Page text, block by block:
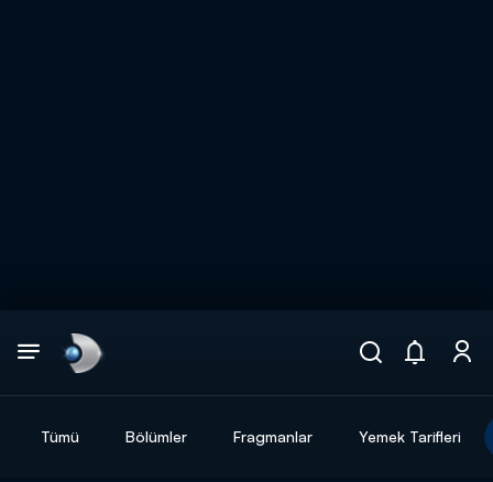
Tümü Bölümler Fragmanlar Yemek Tarifleri